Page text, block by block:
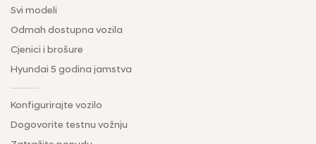
Svi modeli
Odmah dostupna vozila
Cjenici i brošure
Hyundai 5 godina jamstva
Konfigurirajte vozilo
Dogovorite testnu vožnju